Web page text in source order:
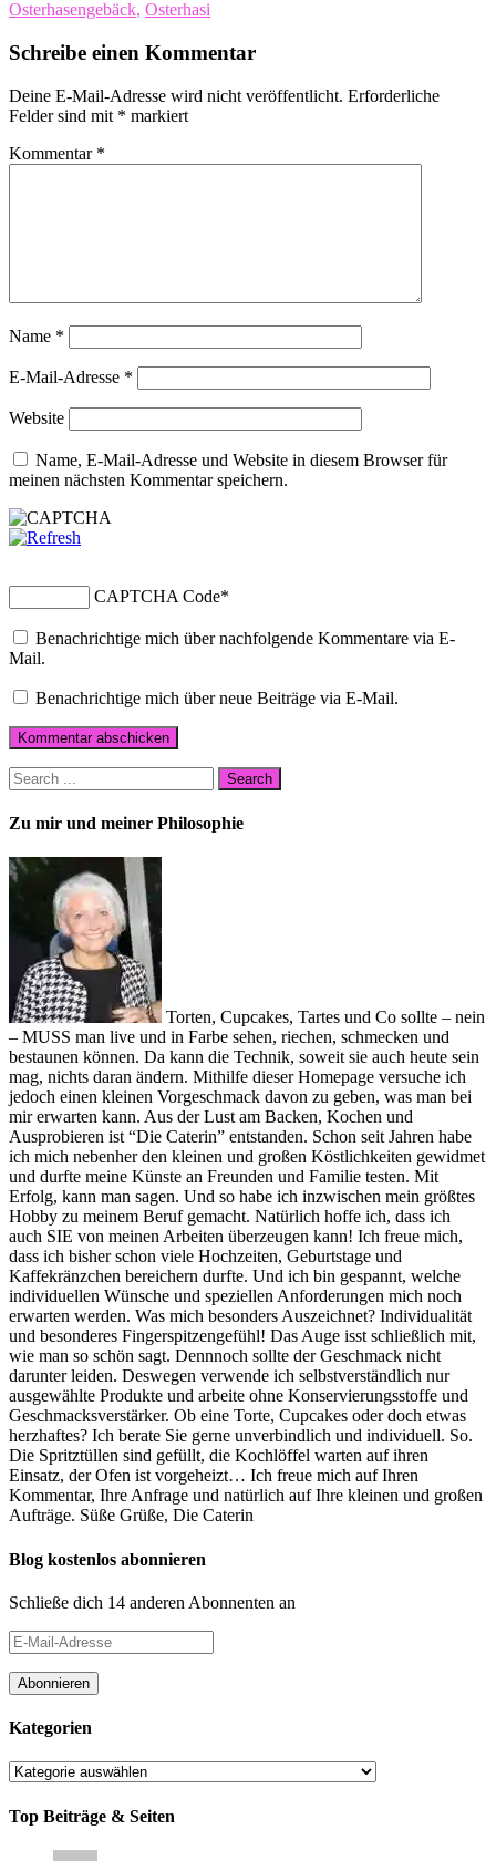
Osterhasengebäck, Osterhasi
Schreibe einen Kommentar
Deine E-Mail-Adresse wird nicht veröffentlicht. Erforderliche
Felder sind mit * markiert
Kommentar *
Name *
E-Mail-Adresse *
Website
Name, E-Mail-Adresse und Website in diesem Browser für
meinen nächsten Kommentar speichern.
CAPTCHA Code*
Benachrichtige mich über nachfolgende Kommentare via E-
Mail.
Benachrichtige mich über neue Beiträge via E-Mail.
Zu mir und meiner Philosophie
Torten, Cupcakes, Tartes und Co sollte – nein
– MUSS man live und in Farbe sehen, riechen, schmecken und
bestaunen können. Da kann die Technik, soweit sie auch heute sein
mag, nichts daran ändern. Mithilfe dieser Homepage versuche ich
jedoch einen kleinen Vorgeschmack davon zu geben, was man bei
mir erwarten kann. Aus der Lust am Backen, Kochen und
Ausprobieren ist “Die Caterin” entstanden. Schon seit Jahren habe
ich mich nebenher den kleinen und großen Köstlichkeiten gewidmet
und durfte meine Künste an Freunden und Familie testen. Mit
Erfolg, kann man sagen. Und so habe ich inzwischen mein größtes
Hobby zu meinem Beruf gemacht. Natürlich hoffe ich, dass ich
auch SIE von meinen Arbeiten überzeugen kann! Ich freue mich,
dass ich bisher schon viele Hochzeiten, Geburtstage und
Kaffekränzchen bereichern durfte. Und ich bin gespannt, welche
individuellen Wünsche und speziellen Anforderungen mich noch
erwarten werden. Was mich besonders Auszeichnet? Individualität
und besonderes Fingerspitzengefühl! Das Auge isst schließlich mit,
wie man so schön sagt. Dennnoch sollte der Geschmack nicht
darunter leiden. Deswegen verwende ich selbstverständlich nur
ausgewählte Produkte und arbeite ohne Konservierungsstoffe und
Geschmacksverstärker. Ob eine Torte, Cupcakes oder doch etwas
herzhaftes? Ich berate Sie gerne unverbindlich und individuell. So.
Die Spritztüllen sind gefüllt, die Kochlöffel warten auf ihren
Einsatz, der Ofen ist vorgeheizt… Ich freue mich auf Ihren
Kommentar, Ihre Anfrage und natürlich auf Ihre kleinen und großen
Aufträge. Süße Grüße, Die Caterin
Blog kostenlos abonnieren
Schließe dich 14 anderen Abonnenten an
E-
Mail-
Adresse
Abonnieren
Kategorien
Kategorien
Top Beiträge & Seiten